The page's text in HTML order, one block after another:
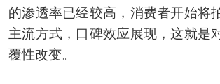
的渗透率已经较高，消费者开始将
主流方式，口碑效应展现，这就是
覆性改变。